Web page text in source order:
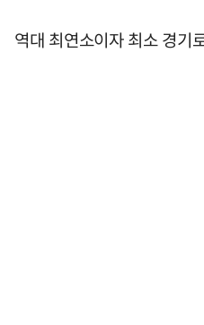
역대 최연소이자 최소 경기